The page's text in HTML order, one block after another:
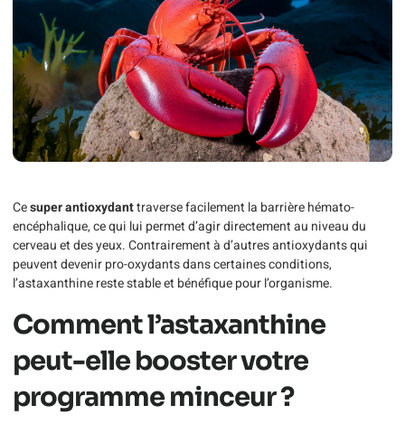
Cesuper antioxydanttraverse facilement la barrière hémato-
encéphalique, ce qui lui permet d’agir directement au niveau du
cerveau et des yeux. Contrairement à d’autres antioxydants qui
peuvent devenir pro-oxydants dans certaines conditions,
l’astaxanthine reste stable et bénéfique pour l’organisme.
Comment l’astaxanthine
peut-elle booster votre
programme minceur ?